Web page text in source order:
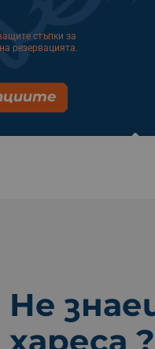
стъпки за
резервацията.
Не
хареса ?